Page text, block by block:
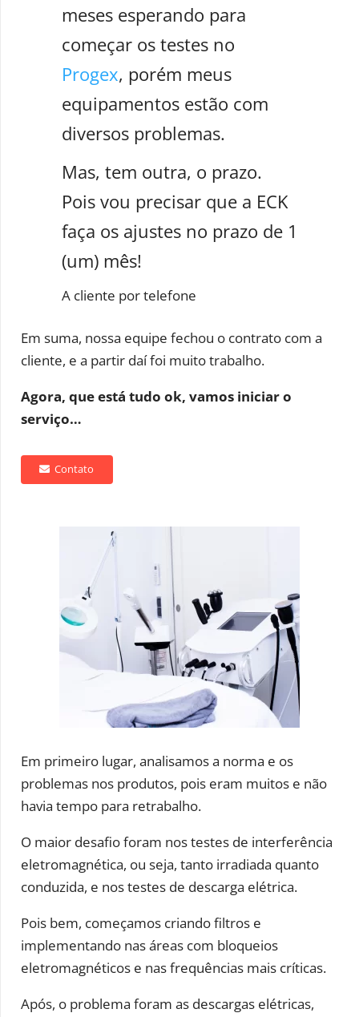
meses esperando para
começar os testes no
Progex, porém meus
equipamentos estão com
diversos problemas.
Mas, tem outra, o prazo.
Pois vou precisar que a ECK
faça os ajustes no prazo de 1
(um) mês!
A cliente por telefone
Em suma, nossa equipe fechou o contrato com a
cliente, e a partir daí foi muito trabalho.
Agora, que está tudo ok, vamos iniciar o
serviço…
Contato
Em primeiro lugar, analisamos a norma e os
problemas nos produtos, pois eram muitos e não
havia tempo para retrabalho.
O maior desafio foram nos testes de interferência
eletromagnética, ou seja, tanto irradiada quanto
conduzida, e nos testes de descarga elétrica.
Pois bem, começamos criando filtros e
implementando nas áreas com bloqueios
eletromagnéticos e nas frequências mais críticas.
Após, o problema foram as descargas elétricas,